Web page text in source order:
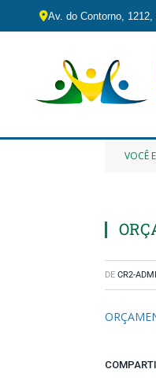
Av. do Contorno,
VOCÊ
DE CR2-